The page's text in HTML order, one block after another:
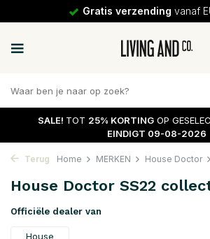
Gratis verzending vanaf
SALE! TOT 25% KORTING OP
EINDIGT 09-08-2026
Terug Home MERKEN House Doctor
House Doctor SS22
Officiële dealer van
House